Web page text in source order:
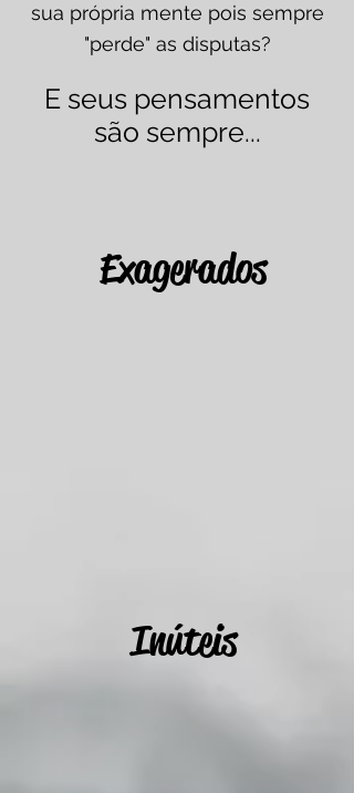
sua própria mente pois sempre
"perde" as disputas?
E seus pensamentos
são sempre...
Exagerados
Inúteis